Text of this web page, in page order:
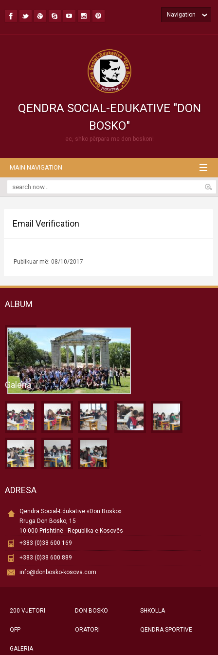
QENDRA SOCIAL-EDUKATIVE "DON
BOSKO"
ec, shko përpara me don boskon!
Navigation
MAIN NAVIGATION
Email Verification
Publikuar më: 08/10/2017
ALBUM
Galeria
ADRESA
Qendra Social-Edukative «Don Bosko»
Rruga Don Bosko, 15
10 000 Prishtinë - Republika e Kosovës
+383 (0)38 600 169
+383 (0)38 600 889
info@donbosko-kosova.com
200 VJETORI DON BOSKO SHKOLLA
QFP ORATORI QENDRA SPORTIVE
GALERIA